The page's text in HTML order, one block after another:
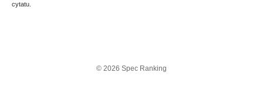
cytatu.
© 2026 Spec Ranking